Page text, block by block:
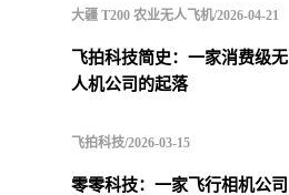
载，支持四机联吊最多600KG
大疆 T200 农业无人飞机/2026-04-21
飞拍科技简史：一家消费级无
人机公司的起落
飞拍科技/2026-03-15
零零科技：一家飞行相机公司